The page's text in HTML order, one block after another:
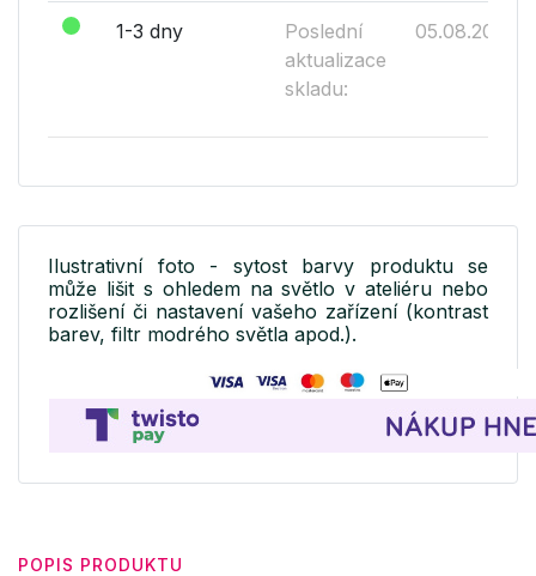
1-3 dny
Poslední
aktualizace
skladu:
05.08.2026
Ilustrativní foto - sytost barvy produktu se
může lišit s ohledem na světlo v ateliéru nebo
rozlišení či nastavení vašeho zařízení (kontrast
barev, filtr modrého světla apod.).
POPIS PRODUKTU